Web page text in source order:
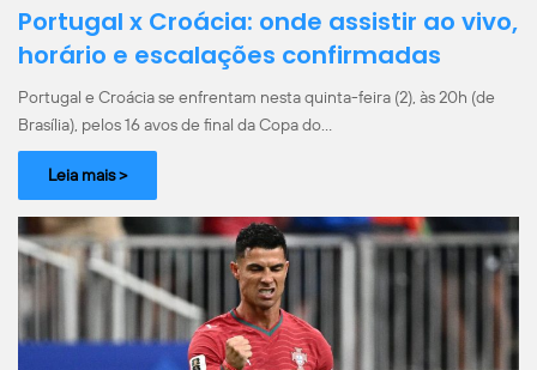
Portugal x Croácia: onde assistir ao vivo,
horário e escalações confirmadas
Portugal e Croácia se enfrentam nesta quinta-feira (2), às 20h (de
Brasília), pelos 16 avos de final da Copa do…
Leia mais >